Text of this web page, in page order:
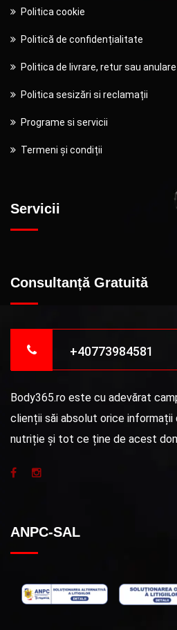
Politica cookie
Politică de confidențialitate
Politica de livrare, retur sau anulare
Politica sesizări si reclamații
Programe si servicii
Termeni și condiții
Servicii
Consultanță Gratuită
+40773984581
Body365.ro este cu adevărat
clienții săi absolut orice
nutriție și tot ce ține de acest
ANPC-SAL